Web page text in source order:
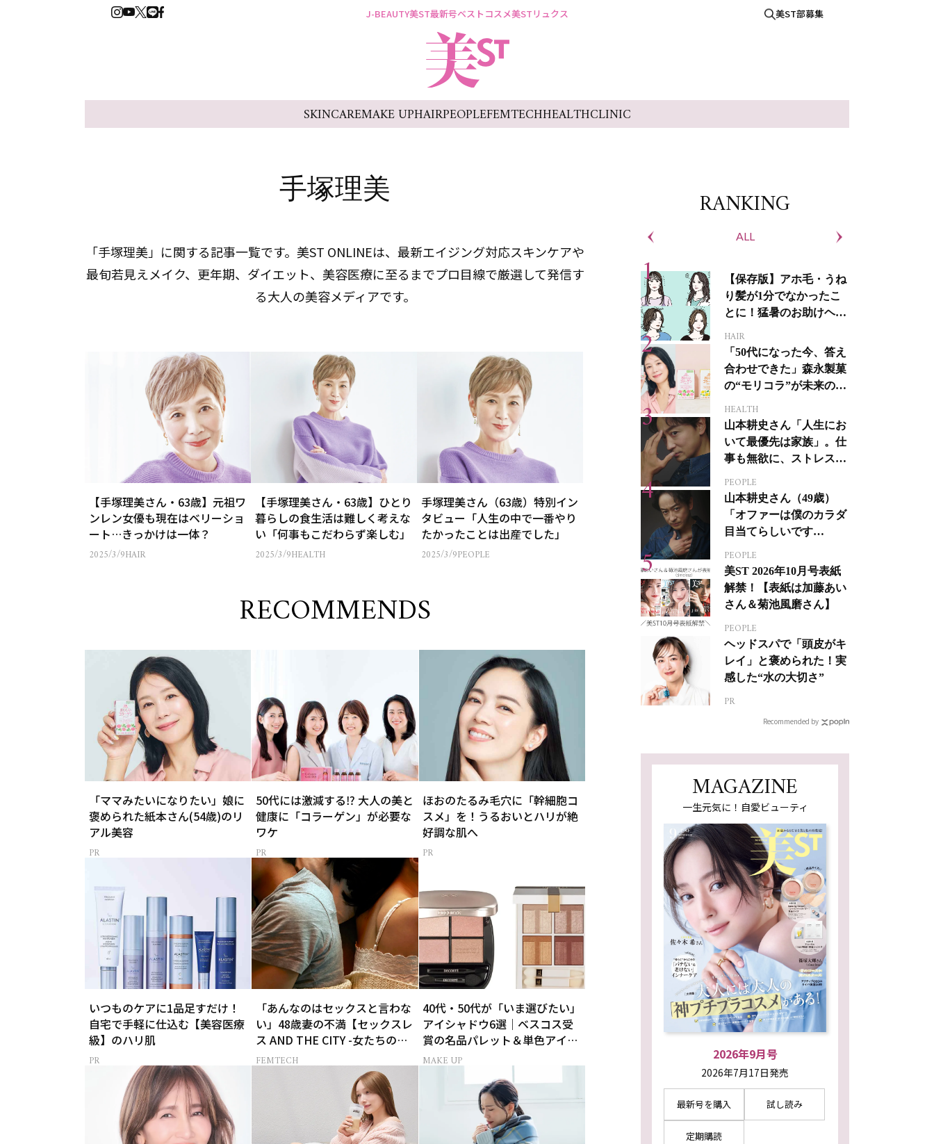
J-BEAUTY美ST最新号ベストコスメ美STリュクス 美ST部募集
SKINCAREMAKE UPHAIRPEOPLEFEMTECHHEALTHCLINIC
手塚理美
「手塚理美」に関する記事一覧です。美ST ONLINEは、最新エイジング対応スキンケアや
最旬若見えメイク、更年期、ダイエット、美容医療に至るまでプロ目線で厳選して発信す
る大人の美容メディアです。
【手塚理美さん・63歳】元祖ワ
ンレン女優も現在はベリーショ
ート…きっかけは一体？
2025/3/9HAIR
【手塚理美さん・63歳】ひとり
暮らしの食生活は難しく考えな
い「何事もこだわらず楽しむ」
2025/3/9HEALTH
手塚理美さん（63歳）特別イン
タビュー「人生の中で一番やり
たかったことは出産でした」
2025/3/9PEOPLE
RECOMMENDS
「ママみたいになりたい」娘に
褒められた紙本さん(54歳)のリ
アル美容
50代には激減する⁉ 大人の美と
健康に「コラーゲン」が必要な
ワケ
ほおのたるみ毛穴に「幹細胞コ
スメ」を！うるおいとハリが絶
好調な肌へ
いつものケアに1品足すだけ！
自宅で手軽に仕込む【美容医療
級】のハリ肌
「あんなのはセックスと言わな
い」48歳妻の不満【セックスレ
ス AND THE CITY -女たちの告
白-】
FEMTECH
40代・50代が「いま選びたい」
アイシャドウ6選｜ベスコス受
賞の名品パレット＆単色アイカ
ラー
MAKE UP
RANKING
ALL
【保存版】アホ毛・うね
り髪が1分でなかったこ
とに！猛暑のお助けヘア
HAIR
「50代になった今、答え
合わせできた」森永製菓
の“モリコラ”が未来のキ
HEALTH
山本耕史さん「人生にお
いて最優先は家族」。仕
事も無欲に、ストレスを
PEOPLE
山本耕史さん（49歳）
「オファーは僕のカラダ
目当てらしいです
ジカルへの挑戦
PEOPLE
美ST 2026年10月号表紙
解禁！【表紙は加藤あい
さん＆菊池風磨さん】
PEOPLE
ヘッドスパで「頭皮がキ
レイ」と褒められた！実
感した“水の大切さ”
PR
Recommended by
MAGAZINE
一生元気に！自愛ビューティ
2026年9月号
2026年7月17日発売
最新号を購入 試し読み
定期購読